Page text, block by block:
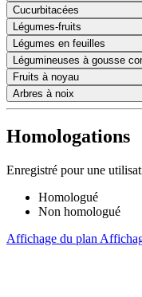
Cucurbitacées
Légumes-fruits
Légumes en feuilles
Légumineuses à gousse
Fruits à noyau
Arbres à noix
Homologations
Enregistré pour une
Homologué
Non homologué
Affichage du plan